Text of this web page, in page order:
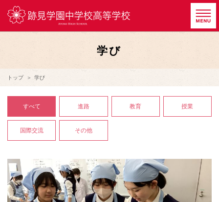
学び
トップ 学び
すべて 進路 教育 授業
国際交流 その他